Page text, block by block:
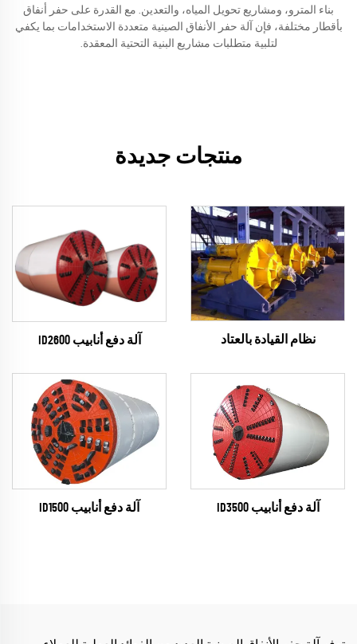
بناء المترو، ومشاريع تحويل المياه، والتعدين. مع القدرة على حفر أنفاق
بأقطار مختلفة، فإن آلة حفر الأنفاق الصينية متعددة الاستخدامات بما يكفي
لتلبية متطلبات مشاريع البنية التحتية المعقدة.
منتجات جديدة
نظام القيادة بالعتاد آلة دفع أنابيب ID2600
آلة دفع أنابيب ID3500 آلة دفع أنابيب ID1500